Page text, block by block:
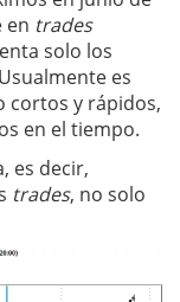
en trades
solo los
es
y rápidos,
en el tiempo.
es decir,
trades, no solo